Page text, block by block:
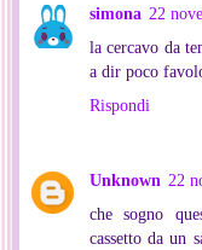
simona 22
la cercavo da
a dir poco
Rispondi
Unknown 22
che sogno
cassetto da un